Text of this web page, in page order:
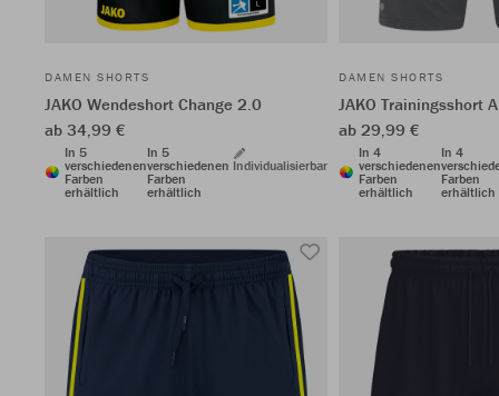
DAMEN SHORTS
JAKO Wendeshort Change 2.0
ab 34,99 €
In 5
verschiedenen
Farben
erhältlich
In 5
verschiedenen
Farben
erhältlich
Individualisierbar
DAMEN SHORTS
JAKO Trainingsshort
ab 29,99 €
In 4
verschiedenen
Farben
erhältlich
In 4
Farben
erhältlich